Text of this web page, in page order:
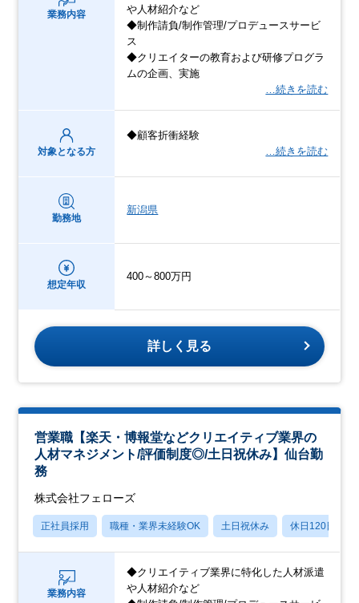
業務内容
や人材紹介など
◆制作請負/制作管理/プロデュースサービ
ス
◆クリエイターの教育および研修プログラ
ムの企画、実施
…続きを読む
対象となる方
◆顧客折衝経験
…続きを読む
勤務地
新潟県
想定年収
400～800万円
詳しく見る
営業職【楽天・博報堂などクリエイティブ業界の
人材マネジメント/評価制度◎/土日祝休み】仙台勤
務
株式会社フェローズ
正社員採用 職種・業界未経験OK 土日祝休み 休日120日以上
業務内容
◆クリエイティブ業界に特化した人材派遣
や人材紹介など